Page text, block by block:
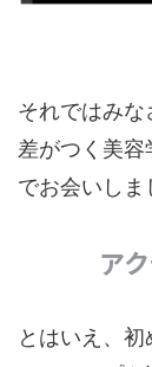
それではみ
差がつく美
でお会いしま
ア
とはいえ、